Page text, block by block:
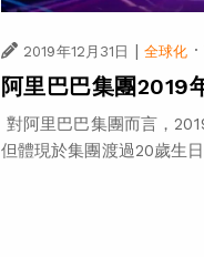
2019年12月31日 | 全球化 ·
阿里巴巴集團2019
對阿里巴巴集團而言，
但體現於集團渡過20歲生